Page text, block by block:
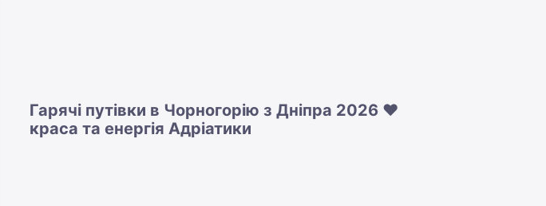
Гарячі путівки в Чорногорію з Дніпра 2026 ❤️
краса та енергія Адріатики